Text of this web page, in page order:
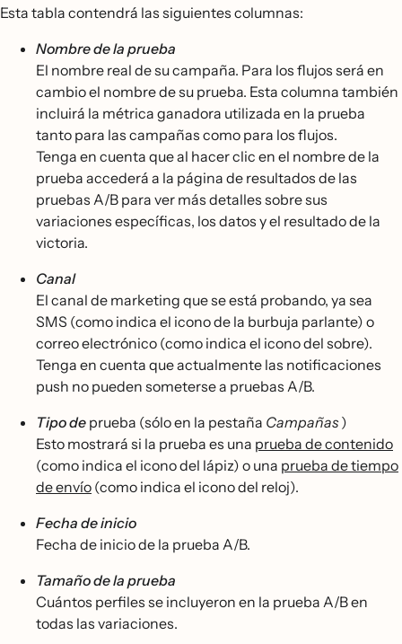
Esta tabla contendrá las siguientes columnas:
Nombre de la prueba
El nombre real de su campaña. Para los flujos será en
cambio el nombre de su prueba. Esta columna también
incluirá la métrica ganadora utilizada en la prueba
tanto para las campañas como para los flujos.
Tenga en cuenta que al hacer clic en el nombre de la
prueba accederá a la página de resultados de las
pruebas A/B para ver más detalles sobre sus
variaciones específicas, los datos y el resultado de la
victoria.
Canal
El canal de marketing que se está probando, ya sea
SMS (como indica el icono de la burbuja parlante) o
correo electrónico (como indica el icono del sobre).
Tenga en cuenta que actualmente las notificaciones
push no pueden someterse a pruebas A/B.
Tipo de prueba (sólo en la pestaña Campañas)
Esto mostrará si la prueba es una prueba de contenido
(como indica el icono del lápiz) o una prueba de tiempo
de envío (como indica el icono del reloj).
Fecha de inicio
Fecha de inicio de la prueba A/B.
Tamaño de la prueba
Cuántos perfiles se incluyeron en la prueba A/B en
todas las variaciones.